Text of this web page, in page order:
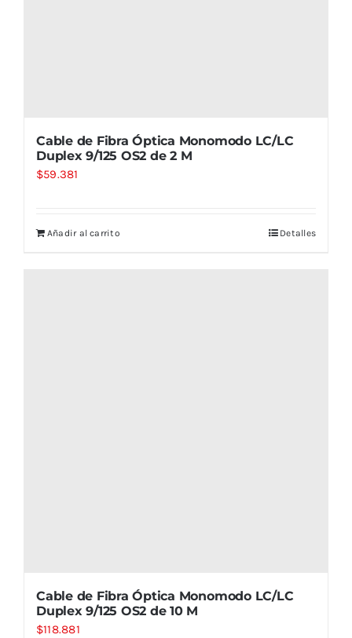
Cable de Fibra Óptica Monomodo LC/LC
Duplex 9/125 OS2 de 2 M
$59.381
Añadir al carrito Detalles
Cable de Fibra Óptica Monomodo LC/LC
Duplex 9/125 OS2 de 10 M
$118.881